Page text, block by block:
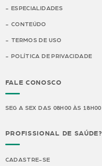
ESPECIALIDADES
CONTEÚDO
TERMOS DE USO
POLÍTICA DE PRIVACIDADE
FALE CONOSCO
SEG A SEX DAS 08H00 ÀS 18H00
PROFISSIONAL DE SAÚDE?
CADASTRE-SE